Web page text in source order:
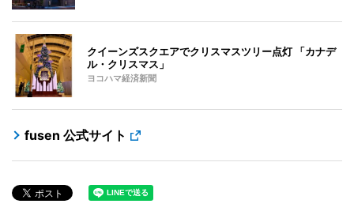
クイーンズスクエアでクリスマスツリー点灯 「カナデ
ル・クリスマス」
ヨコハマ経済新聞
fusen 公式サイト